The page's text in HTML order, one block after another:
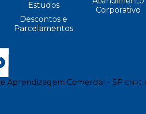
Estudos
Descontos e
Parcelamentos
Corporativo
Aprendizagem Comercial - SP